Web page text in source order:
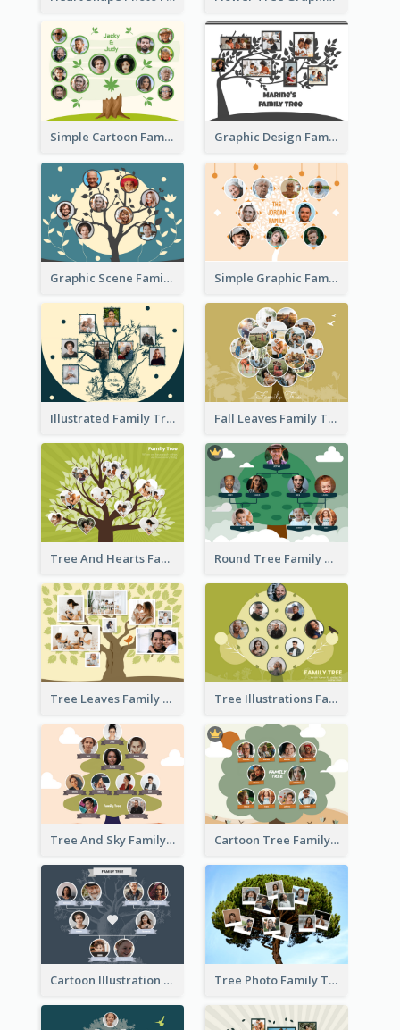
Simple Cartoon Family Tree Graphic Design Family Tree
Graphic Scene Family Tree Simple Graphic Family Tree
Illustrated Family Tree Fall Leaves Family Tree
Tree And Hearts Family Tree Round Tree Family Tree
Tree Leaves Family Tree Collage Tree Illustrations Family Tree
Tree And Sky Family Tree Cartoon Tree Family Tree
Cartoon Illustration Family Tree Collage Tree Photo Family Tree Collage